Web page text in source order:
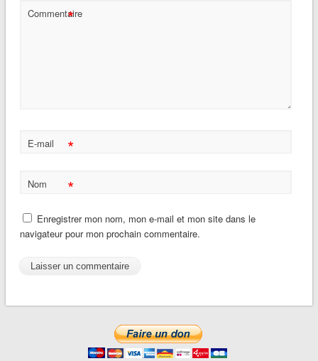
Commentaire
*
E-mail *
Nom *
Enregistrer mon nom, mon e-mail et mon site dans le
navigateur pour mon prochain commentaire.